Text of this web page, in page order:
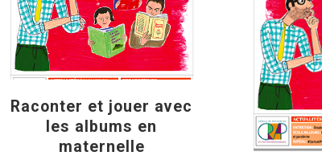
Raconter et jouer avec
les albums en
maternelle